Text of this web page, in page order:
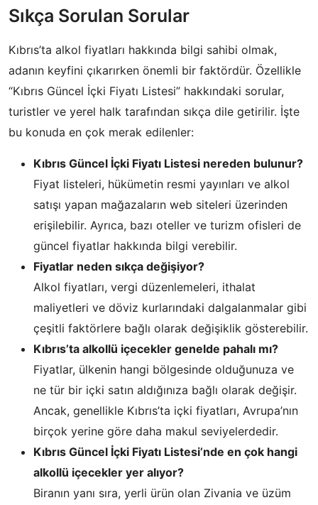
Sıkça Sorulan Sorular
Kıbrıs’ta alkol fiyatları hakkında bilgi sahibi olmak,
adanın keyfini çıkarırken önemli bir faktördür. Özellikle
“Kıbrıs Güncel İçki Fiyatı Listesi” hakkındaki sorular,
turistler ve yerel halk tarafından sıkça dile getirilir. İşte
bu konuda en çok merak edilenler:
Kıbrıs Güncel İçki Fiyatı Listesi nereden bulunur?
Fiyat listeleri, hükümetin resmi yayınları ve alkol
satışı yapan mağazaların web siteleri üzerinden
erişilebilir. Ayrıca, bazı oteller ve turizm ofisleri de
güncel fiyatlar hakkında bilgi verebilir.
Fiyatlar neden sıkça değişiyor?
Alkol fiyatları, vergi düzenlemeleri, ithalat
maliyetleri ve döviz kurlarındaki dalgalanmalar gibi
çeşitli faktörlere bağlı olarak değişiklik gösterebilir.
Kıbrıs’ta alkollü içecekler genelde pahalı mı?
Fiyatlar, ülkenin hangi bölgesinde olduğunuza ve
ne tür bir içki satın aldığınıza bağlı olarak değişir.
Ancak, genellikle Kıbrıs’ta içki fiyatları, Avrupa’nın
birçok yerine göre daha makul seviyelerdedir.
Kıbrıs Güncel İçki Fiyatı Listesi’nde en çok hangi
alkollü içecekler yer alıyor?
Biranın yanı sıra, yerli ürün olan Zivania ve üzüm